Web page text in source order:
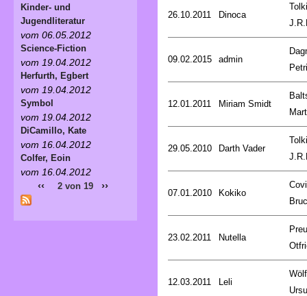
26.10.2011 Dinoca
09.02.2015 admin
12.01.2011 Miriam Smidt
29.05.2010 Darth Vader
07.01.2010 Kokiko
23.02.2011 Nutella
12.03.2011 Leli
Kinder- und
Jugendliteratur
vom 06.05.2012
Science-Fiction
vom 19.04.2012
Herfurth, Egbert
vom 19.04.2012
Symbol
vom 19.04.2012
DiCamillo, Kate
vom 16.04.2012
Colfer, Eoin
vom 16.04.2012
‹‹ 2 von 19 ››